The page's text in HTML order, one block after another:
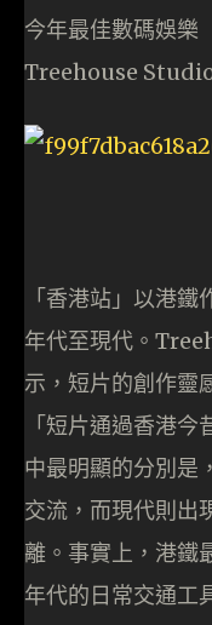
今年最佳數碼娛樂
Treehouse Studio
「香港站」以港
年代至現代。
示，短片的創作靈
「短片通過香港
中最明顯的分別是
交流，而現代則出
離。事實上，港鐵
年代的日常交通工